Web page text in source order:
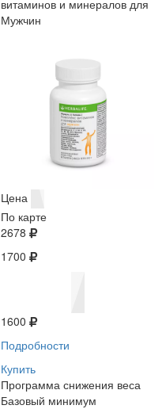
витаминов и минералов для
Мужчин
Цена
По карте
2678
1700
1600
Подробности
Купить
Программа снижения веса
Базовый минимум